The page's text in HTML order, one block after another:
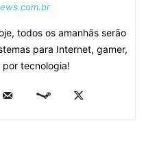
todos os amanhãs serão
para Internet, gamer,
tecnologia!